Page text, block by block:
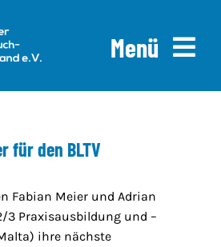
Menü
für den BLTV
Fabian Meier und Adrian
3 Praxisausbildung und –
ihre nächste